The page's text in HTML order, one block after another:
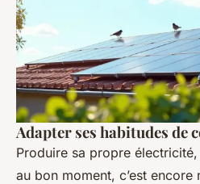
Adapter ses habitudes de
Produire sa propre électricité,
au bon moment, c’est encore